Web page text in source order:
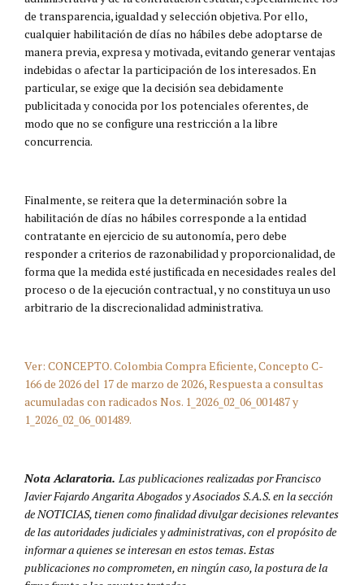
de transparencia, igualdad y selección objetiva. Por ello,
cualquier habilitación de días no hábiles debe adoptarse de
manera previa, expresa y motivada, evitando generar ventajas
indebidas o afectar la participación de los interesados. En
particular, se exige que la decisión sea debidamente
publicitada y conocida por los potenciales oferentes, de
modo que no se configure una restricción a la libre
concurrencia.
Finalmente, se reitera que la determinación sobre la
habilitación de días no hábiles corresponde a la entidad
contratante en ejercicio de su autonomía, pero debe
responder a criterios de razonabilidad y proporcionalidad, de
forma que la medida esté justificada en necesidades reales del
proceso o de la ejecución contractual, y no constituya un uso
arbitrario de la discrecionalidad administrativa.
Ver: CONCEPTO. Colombia Compra Eficiente, Concepto C-
166 de 2026 del 17 de marzo de 2026, Respuesta a consultas
acumuladas con radicados Nos. 1_2026_02_06_001487 y
1_2026_02_06_001489.
Nota Aclaratoria. Las publicaciones realizadas por Francisco
Javier Fajardo Angarita Abogados y Asociados S.A.S. en la sección
de NOTICIAS, tienen como finalidad divulgar decisiones relevantes
de las autoridades judiciales y administrativas, con el propósito de
informar a quienes se interesan en estos temas. Estas
publicaciones no comprometen, en ningún caso, la postura de la